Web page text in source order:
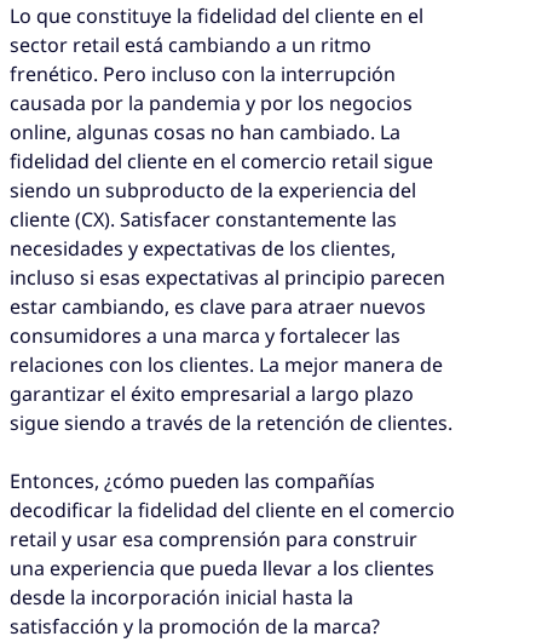
Lo que constituye la fidelidad del cliente en el
sector retail está cambiando a un ritmo
frenético. Pero incluso con la interrupción
causada por la pandemia y por los negocios
online, algunas cosas no han cambiado. La
fidelidad del cliente en el comercio retail sigue
siendo un subproducto de la experiencia del
cliente (CX). Satisfacer constantemente las
necesidades y expectativas de los clientes,
incluso si esas expectativas al principio parecen
estar cambiando, es clave para atraer nuevos
consumidores a una marca y fortalecer las
relaciones con los clientes. La mejor manera de
garantizar el éxito empresarial a largo plazo
sigue siendo a través de la retención de clientes.
Entonces, ¿cómo pueden las compañías
decodificar la fidelidad del cliente en el comercio
retail y usar esa comprensión para construir
una experiencia que pueda llevar a los clientes
desde la incorporación inicial hasta la
satisfacción y la promoción de la marca?